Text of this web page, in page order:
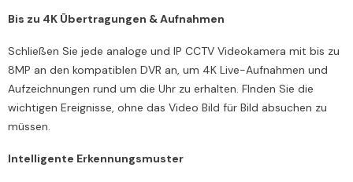
Bis zu 4K Übertragungen & Aufnahmen
Schließen Sie jede analoge und IP CCTV Videokamera mit bis zu
8MP an den kompatiblen DVR an, um 4K Live-Aufnahmen und
Aufzeichnungen rund um die Uhr zu erhalten. FInden Sie die
wichtigen Ereignisse, ohne das Video Bild für Bild absuchen zu
müssen.
Intelligente Erkennungsmuster